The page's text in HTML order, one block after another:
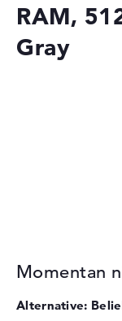
RAM,
Gray
Momentan
Alternative: